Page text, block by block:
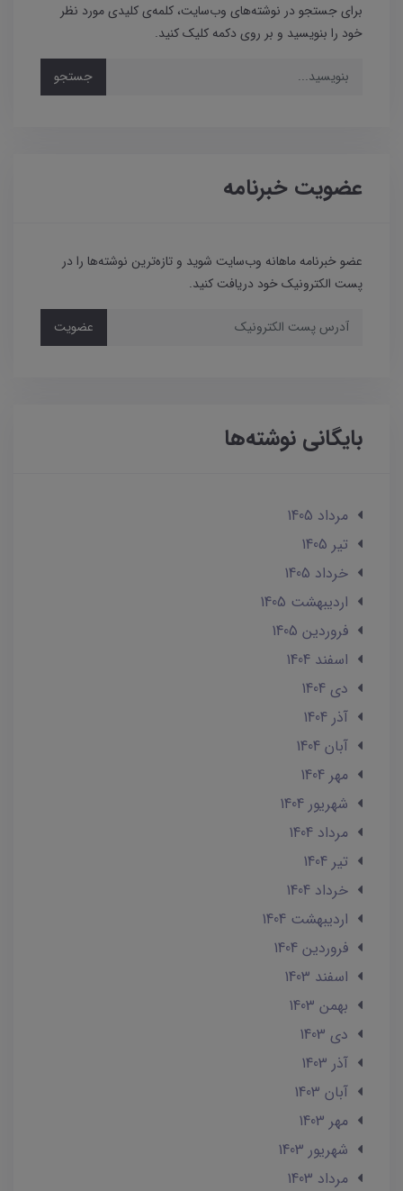
برای جستجو در نوشته‌های وب‌سایت، کلمه‌ی کلیدی مورد نظر
خود را بنویسید و بر روی دکمه کلیک کنید.
جستجو
عضویت خبرنامه
عضو خبرنامه ماهانه وب‌سایت شوید و تازه‌ترین نوشته‌ها را در
پست الکترونیک خود دریافت کنید.
عضویت
بایگانی نوشته‌ها
مرداد 1405
تير 1405
خرداد 1405
ارديبهشت 1405
فروردین 1405
اسفند 1404
دی 1404
آذر 1404
آبان 1404
مهر 1404
شهریور 1404
مرداد 1404
تير 1404
خرداد 1404
ارديبهشت 1404
فروردین 1404
اسفند 1403
بهمن 1403
دی 1403
آذر 1403
آبان 1403
مهر 1403
شهریور 1403
مرداد 1403